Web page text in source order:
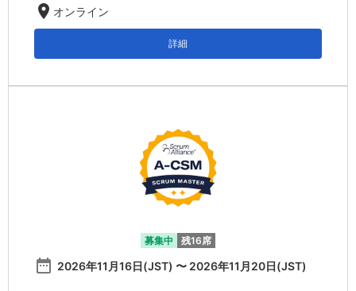
location_on オンライン
詳細
募集中 残16席
date_range 2026年11月16日(JST) 〜 2026年11月20日(JST)